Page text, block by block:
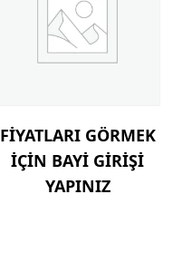
FİYATLARI GÖRMEK
İÇİN BAYİ GİRİŞİ
YAPINIZ